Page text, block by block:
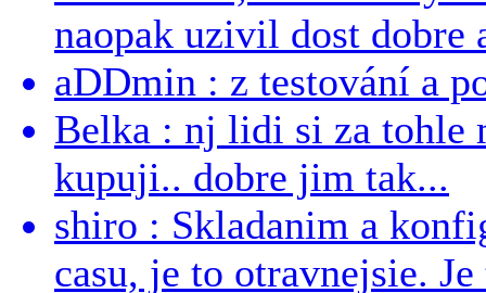
naopak uzivil dost dobre
aDDmin : z testování a
Belka : nj lidi si za tohle
kupuji.. dobre jim tak...
shiro : Skladanim a
casu, je to otravnejsie.